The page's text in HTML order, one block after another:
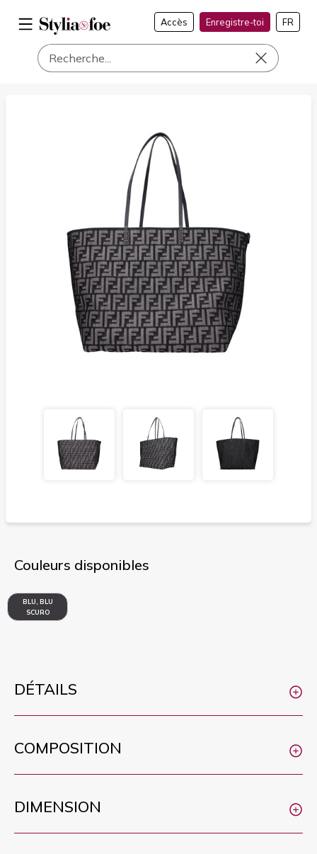
Accès Enregistre-toi FR
Couleurs disponibles
BLU, BLU
SCURO
DÉTAILS
COMPOSITION
DIMENSION